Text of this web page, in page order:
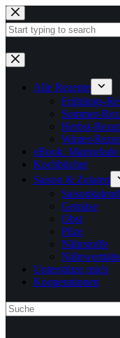
Zum
Inhalt
springen
Keine
Ergebnisse
Alle Rezepte
Frühlings-
Sommer-
Herbst-
Winter-
eBook:
Kochbücher
Saison & Zutaten
Gemüse
Obst
Pilze
Nährstoffe
Unterstütze mich
Kooperationen